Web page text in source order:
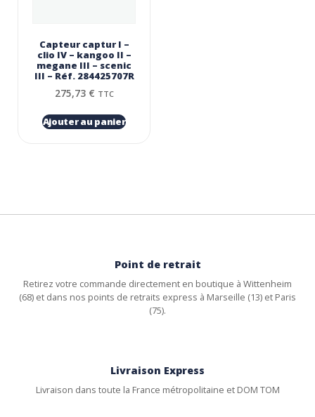
Capteur captur I –
clio IV – kangoo II –
megane III – scenic
III – Réf. 284425707R
275,73 € TTC
Ajouter au panier
Point de retrait
Retirez votre commande directement en boutique à Wittenheim
(68) et dans nos points de retraits express à Marseille (13) et Paris
(75).
Livraison Express
Livraison dans toute la France métropolitaine et DOM TOM